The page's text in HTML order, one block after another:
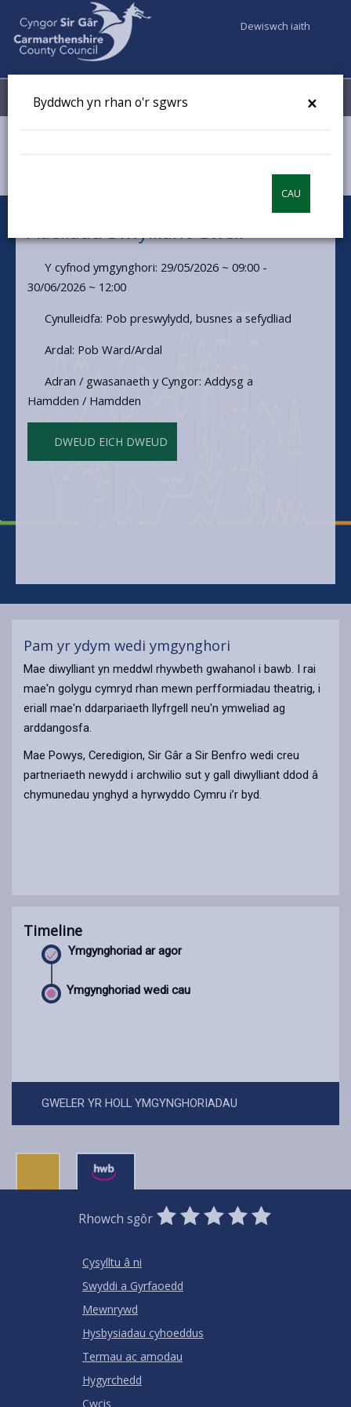
×
Byddwch yn rhan o'r sgwrs
CAU
Dewiswch iaith
Dewislen Fy Nghyfrifon
Adeiladu Diwylliant Gwell
Y cyfnod ymgynghori: 29/05/2026 ~ 09:00 -
30/06/2026 ~ 12:00
Cynulleidfa: Pob preswylydd, busnes a sefydliad
Ardal: Pob Ward/Ardal
Adran / gwasanaeth y Cyngor: Addysg a
Hamdden / Hamdden
DWEUD EICH DWEUD
Pam yr ydym wedi ymgynghori
Mae diwylliant yn meddwl rhywbeth gwahanol i bawb. I rai
mae'n golygu cymryd rhan mewn perfformiadau theatrig, i
eriall mae'n ddarpariaeth llyfrgell neu'n ymweliad ag
arddangosfa.
Mae Powys, Ceredigion, Sir Gâr a Sir Benfro wedi creu
partneriaeth newydd i archwilio sut y gall diwylliant ddod â
chymunedau ynghyd a hyrwyddo Cymru i’r byd.
Timeline
Ymgynghoriad ar agor
Ymgynghoriad wedi cau
GWELER YR HOLL YMGYNGHORIADAU
Rhowch sgôr
0
Stars
1
Star
2
Stars
3
Stars
4
Stars
5
Stars
Cysylltu â ni
Swyddi a Gyrfaoedd
Mewnrywd
Hysbysiadau cyhoeddus
Termau ac amodau
Hygyrchedd
Cwcis